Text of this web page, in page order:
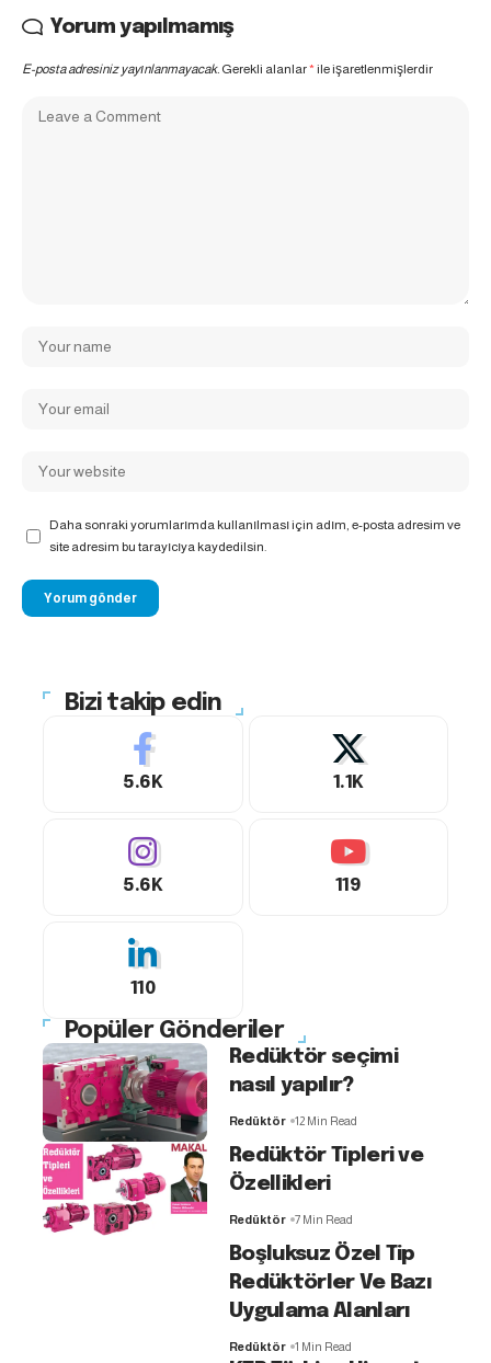
Yorum yapılmamış
E-posta adresiniz yayınlanmayacak. Gerekli alanlar*ile işaretlenmişlerdir
Daha sonraki yorumlarımda kullanılması için adım, e-posta adresim ve
site adresim bu tarayıcıya kaydedilsin.
Bizi takip edin
5.6K 1.1K
5.6K 119
110
Popüler Gönderiler
Redüktör seçimi
nasıl yapılır?
Redüktör 12 Min Read
Redüktör Tipleri ve
Özellikleri
Redüktör 7 Min Read
Boşluksuz Özel Tip
Redüktörler Ve Bazı
Uygulama Alanları
Redüktör 1 Min Read